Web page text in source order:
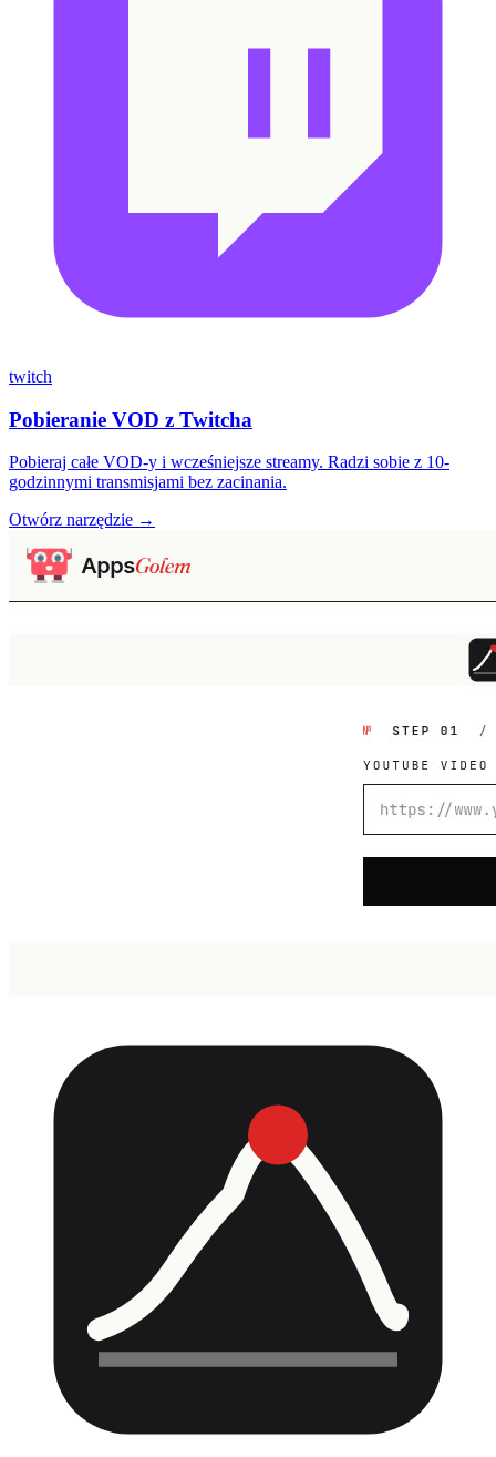
twitch
Pobieranie VOD z Twitcha
Pobieraj całe VOD-y i wcześniejsze streamy. Radzi sobie z 10-
godzinnymi transmisjami bez zacinania.
Otwórz narzędzie →